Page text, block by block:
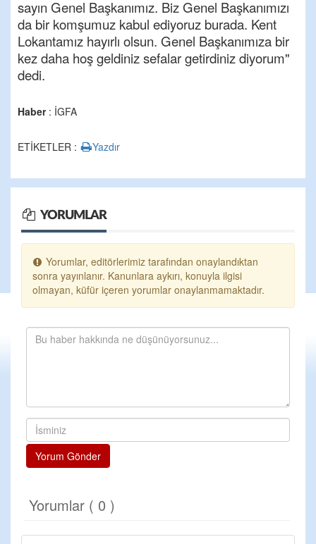
sayın Genel Başkanımız. Biz Genel Başkanımızı
da bir komşumuz kabul ediyoruz burada. Kent
Lokantamız hayırlı olsun. Genel Başkanımıza bir
kez daha hoş geldiniz sefalar getirdiniz diyorum"
dedi.
Haber: İGFA
ETİKETLER : Yazdır
YORUMLAR
Yorumlar, editörlerimiz tarafından onaylandıktan
sonra yayınlanır. Kanunlara aykırı, konuyla ilgisi
olmayan, küfür içeren yorumlar onaylanmamaktadır.
Yorum Gönder
Yorumlar ( 0 )